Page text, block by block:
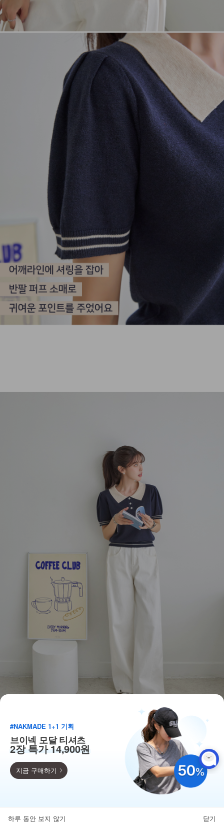
득템찬스
#NAKMADE 1+1 기획
브이넥 모달 티셔츠
2장 특가 14,900원
지금 구매하기
하루 동안 보지 않기 닫기
뒤로가기 카테고리 마이페이지